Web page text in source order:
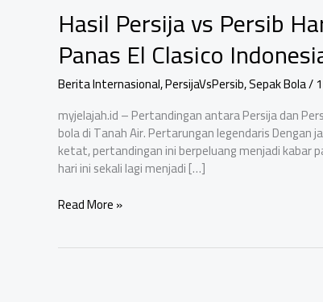
Hasil Persija vs Persib
Panas El Clasico
Berita Internasional,PersijaVsPersib,Sepak Bola/
myjelajah.id – Pertandingan antara Persija dan
bola di Tanah Air. Pertarungan legendaris Dengan
ketat, pertandingan ini berpeluang menjadi kabar
hari ini sekali lagi menjadi […]
Hasil
Read More »